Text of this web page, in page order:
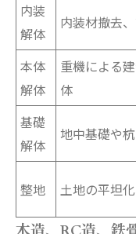
内装
解体
内装材撤去
本体
解体
重機による
体
基礎
解体
地中基礎や
整地 土地の平坦